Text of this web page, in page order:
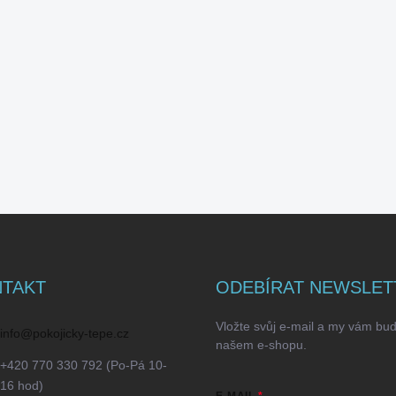
info@pokojicky-tepe.cz
+420 770 330 792 (Po-Pá 10-
16 hod)
ODEBÍRAT
Vložte svůj e-mail a my vám
našem e-shopu.